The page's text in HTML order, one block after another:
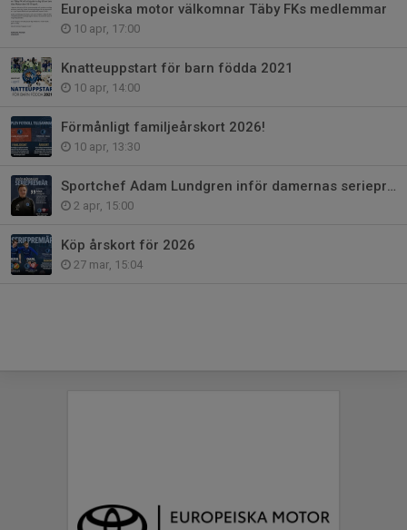
Europeiska motor välkomnar Täby FKs medlemmar
10 apr, 17:00
Knatteuppstart för barn födda 2021
10 apr, 14:00
Förmånligt familjeårskort 2026!
10 apr, 13:30
Sportchef Adam Lundgren inför damernas seriepremiär
2 apr, 15:00
Köp årskort för 2026
27 mar, 15:04